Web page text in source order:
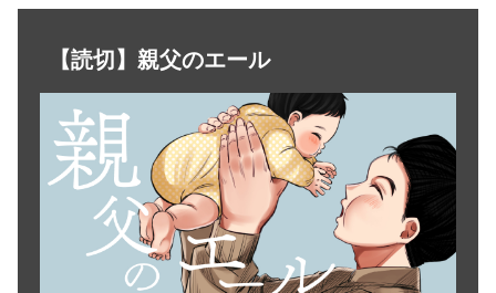
【読切】親父のエール